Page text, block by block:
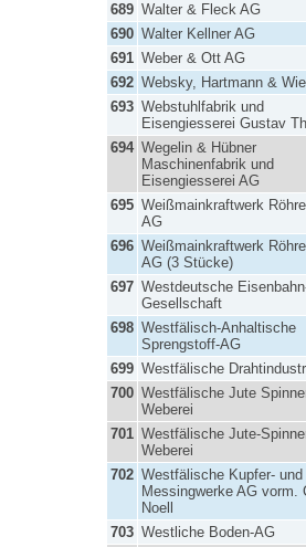
689 Walter & Fleck AG
690 Walter Kellner AG
691 Weber & Ott AG
692 Websky, Hartmann &
693 Webstuhlfabrik und
Eisengiesserei Gustav
694 Wegelin & Hübner
Maschinenfabrik und
Eisengiesserei AG
695 Weißmainkraftwerk
AG
696 Weißmainkraftwerk
AG (3 Stücke)
697 Westdeutsche
Gesellschaft
698 Westfälisch-Anhaltische
Sprengstoff-AG
699 Westfälische
700 Westfälische Jute
Weberei
701 Westfälische Jute-
Weberei
702 Westfälische Kupfer- und
Messingwerke AG vorm.
Noell
703 Westliche Boden-AG